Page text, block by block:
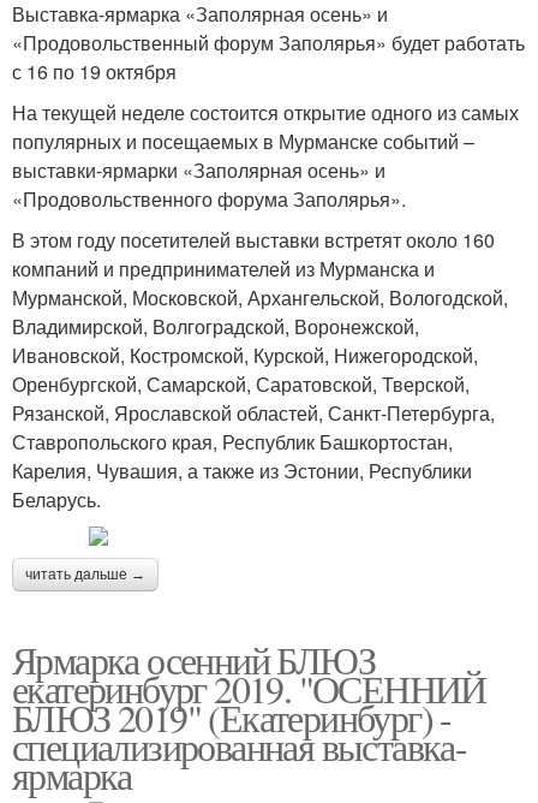
Выставка-ярмарка «Заполярная осень» и
«Продовольственный форум Заполярья» будет работать
с 16 по 19 октября
На текущей неделе состоится открытие одного из самых
популярных и посещаемых в Мурманске событий –
выставки-ярмарки «Заполярная осень» и
«Продовольственного форума Заполярья».
В этом году посетителей выставки встретят около 160
компаний и предпринимателей из Мурманска и
Мурманской, Московской, Архангельской, Вологодской,
Владимирской, Волгоградской, Воронежской,
Ивановской, Костромской, Курской, Нижегородской,
Оренбургской, Самарской, Саратовской, Тверской,
Рязанской, Ярославской областей, Санкт-Петербурга,
Ставропольского края, Республик Башкортостан,
Карелия, Чувашия, а также из Эстонии, Республики
Беларусь.
читать дальше →
Ярмарка осенний БЛЮЗ
екатеринбург 2019. "ОСЕННИЙ
БЛЮЗ 2019" (Екатеринбург) -
специализированная выставка-
ярмарка